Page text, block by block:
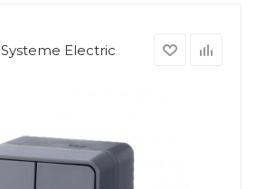
Systeme Electric